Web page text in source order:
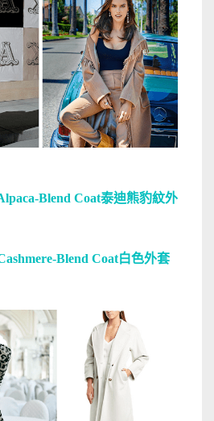
Blend Coat泰迪熊豹紋外
Blend Coat白色外套